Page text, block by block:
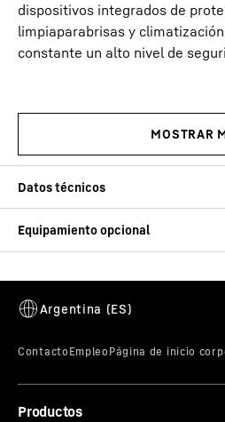
dispositivos integrados de
limpiaparabrisas y
constante un alto nivel de
Capacidad de carga
Radio máx.
Campos de aplicación
Productos